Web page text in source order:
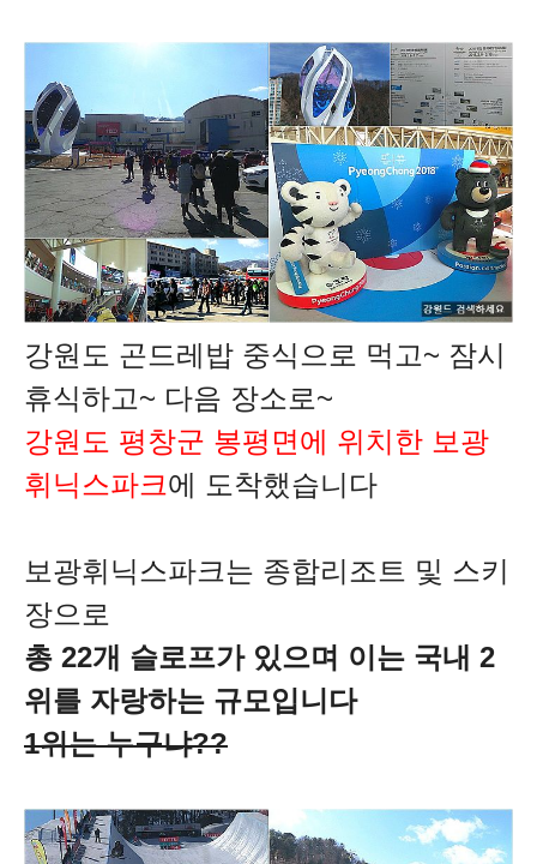
강원도 곤드레밥 중식으로 먹고~ 잠시
휴식하고~ 다음 장소로~
강원도 평창군 봉평면에 위치한 보광
휘닉스파크에 도착했습니다
보광휘닉스파크는 종합리조트 및 스키
장으로
총 22개 슬로프가 있으며 이는 국내 2
위를 자랑하는 규모입니다
1위는 누구냐??